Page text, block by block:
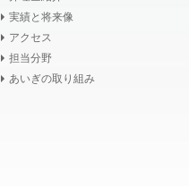
実績と将来像
アクセス
担当分野
あいぎの取り組み